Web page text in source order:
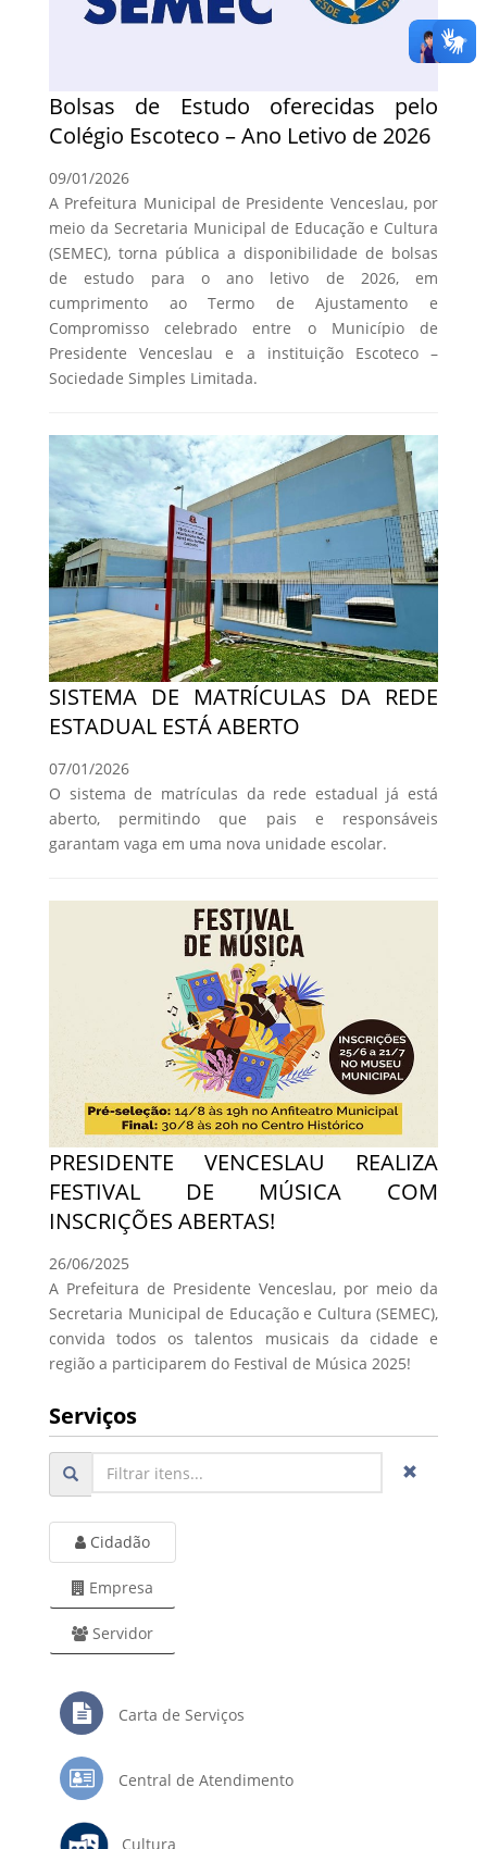
Bolsas de Estudo oferecidas pelo
Colégio Escoteco – Ano Letivo de 2026
09/01/2026
A Prefeitura Municipal de Presidente Venceslau, por
meio da Secretaria Municipal de Educação e Cultura
(SEMEC), torna pública a disponibilidade de bolsas
de estudo para o ano letivo de 2026, em
cumprimento ao Termo de Ajustamento e
Compromisso celebrado entre o Município de
Presidente Venceslau e a instituição Escoteco –
Sociedade Simples Limitada.
SISTEMA DE MATRÍCULAS DA REDE
ESTADUAL ESTÁ ABERTO
07/01/2026
O sistema de matrículas da rede estadual já está
aberto, permitindo que pais e responsáveis
garantam vaga em uma nova unidade escolar.
PRESIDENTE VENCESLAU REALIZA
FESTIVAL DE MÚSICA COM
INSCRIÇÕES ABERTAS!
26/06/2025
A Prefeitura de Presidente Venceslau, por meio da
Secretaria Municipal de Educação e Cultura (SEMEC),
convida todos os talentos musicais da cidade e
região a participarem do Festival de Música 2025!
Serviços
Cidadão
Empresa
Servidor
Carta de Serviços
Central de Atendimento
Cultura